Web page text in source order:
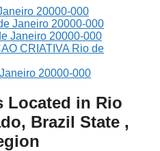
20000-000
Janeiro 20000-000
Janeiro 20000-000
CRIATIVA Rio de
20000-000
Located in Rio
Brazil State ,